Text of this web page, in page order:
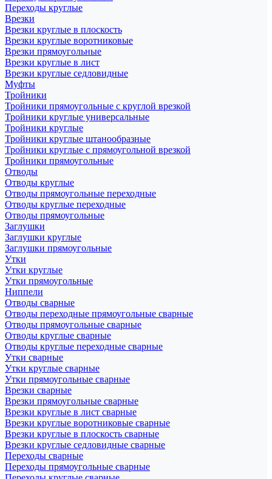
Переходы круглые
Врезки
Врезки круглые в плоскость
Врезки круглые воротниковые
Врезки прямоугольные
Врезки круглые в лист
Врезки круглые седловидные
Муфты
Тройники
Тройники прямоугольные с круглой врезкой
Тройники круглые универсальные
Тройники круглые
Тройники круглые штанообразные
Тройники круглые с прямоугольной врезкой
Тройники прямоугольные
Отводы
Отводы круглые
Отводы прямоугольные переходные
Отводы круглые переходные
Отводы прямоугольные
Заглушки
Заглушки круглые
Заглушки прямоугольные
Утки
Утки круглые
Утки прямоугольные
Ниппели
Отводы сварные
Отводы переходные прямоугольные сварные
Отводы прямоугольные сварные
Отводы круглые сварные
Отводы круглые переходные сварные
Утки сварные
Утки круглые сварные
Утки прямоугольные сварные
Врезки сварные
Врезки прямоугольные сварные
Врезки круглые в лист сварные
Врезки круглые воротниковые сварные
Врезки круглые в плоскость сварные
Врезки круглые седловидные сварные
Переходы сварные
Переходы прямоугольные сварные